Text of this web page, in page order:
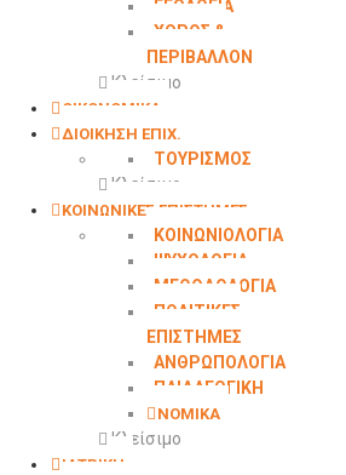
ΓΕΩΛΟΓΙΑ
ΧΩΡΟΣ &
ΠΕΡΙΒΑΛΛΟΝ
Κλείσιμο
ΟΙΚΟΝΟΜΙΚΑ
ΔΙΟΙΚΗΣΗ ΕΠΙΧ.
ΤΟΥΡΙΣΜΟΣ
Κλείσιμο
ΚΟΙΝΩΝΙΚΕΣ ΕΠΙΣΤΗΜΕΣ
ΚΟΙΝΩΝΙΟΛΟΓΙΑ
ΨΥΧΟΛΟΓΙΑ
ΜΕΘΟΔΟΛΟΓΙΑ
ΠΟΛΙΤΙΚΕΣ
ΕΠΙΣΤΗΜΕΣ
ΑΝΘΡΩΠΟΛΟΓΙΑ
ΠΑΙΔΑΓΩΓΙΚΗ
ΝΟΜΙΚΑ
Κλείσιμο
ΙΑΤΡΙΚΗ